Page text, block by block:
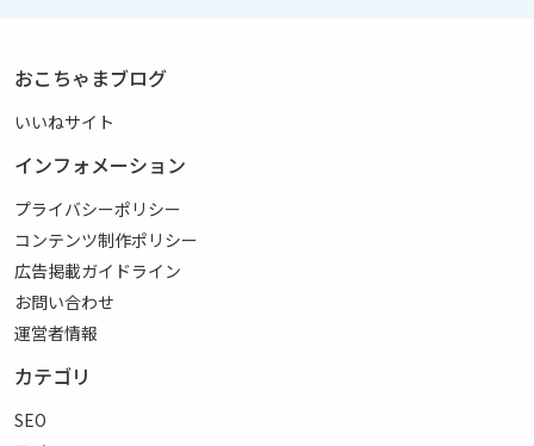
おこちゃまブログ
いいねサイト
インフォメーション
プライバシーポリシー
コンテンツ制作ポリシー
広告掲載ガイドライン
お問い合わせ
運営者情報
カテゴリ
SEO